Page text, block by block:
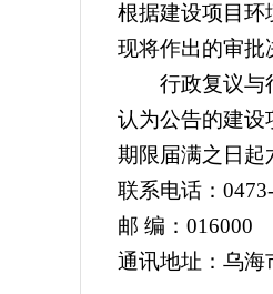
根据建设项目环
现将作出的审批
行政复议与行
认为公告的建设
期限届满之日起
联系电话：
邮 编：016000
通讯地址： 乌海